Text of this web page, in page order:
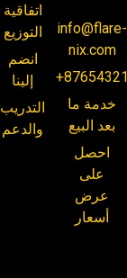
اتفاقية
التوزيع
انضم
إلينا
التدريب
والدعم
info@flare-
nix.com
خدمة ما
بعد البيع
احصل
على
عرض
أسعار